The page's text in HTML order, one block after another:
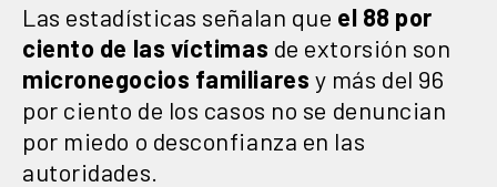
Las estadísticas señalan que el 88 por
ciento de las víctimas de extorsión son
micronegocios familiares y más del 96
por ciento de los casos no se denuncian
por miedo o desconfianza en las
autoridades.